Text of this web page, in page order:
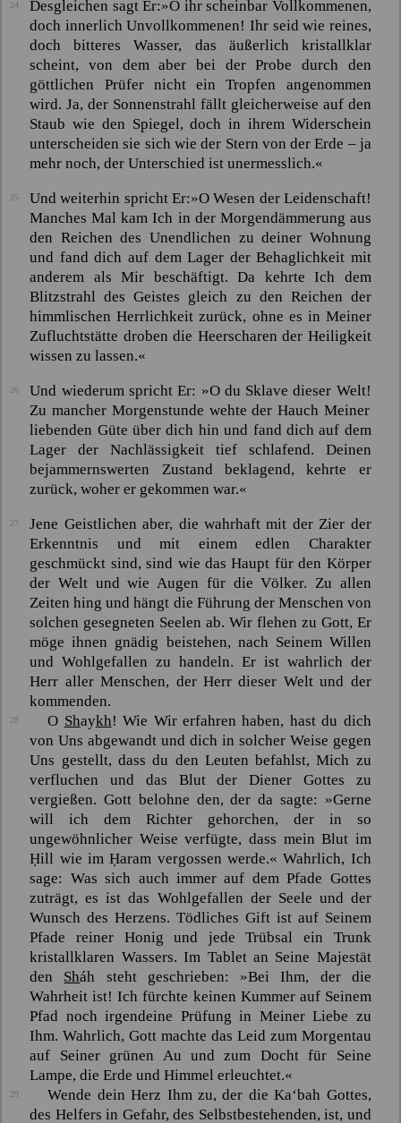
24 Desgleichen sagt Er:»O ihr scheinbar Vollkommenen,
doch innerlich Unvollkommenen! Ihr seid wie reines,
doch bitteres Wasser, das äußerlich kristallklar
scheint, von dem aber bei der Probe durch den
göttlichen Prüfer nicht ein Tropfen angenommen
wird. Ja, der Sonnenstrahl fällt gleicherweise auf den
Staub wie den Spiegel, doch in ihrem Widerschein
unterscheiden sie sich wie der Stern von der Erde – ja
mehr noch, der Unterschied ist unermesslich.«
25 Und weiterhin spricht Er:»O Wesen der Leidenschaft!
Manches Mal kam Ich in der Morgendämmerung aus
den Reichen des Unendlichen zu deiner Wohnung
und fand dich auf dem Lager der Behaglichkeit mit
anderem als Mir beschäftigt. Da kehrte Ich dem
Blitzstrahl des Geistes gleich zu den Reichen der
himmlischen Herrlichkeit zurück, ohne es in Meiner
Zufluchtstätte droben die Heerscharen der Heiligkeit
wissen zu lassen.«
26 Und wiederum spricht Er: »O du Sklave dieser Welt!
Zu mancher Morgenstunde wehte der Hauch Meiner
liebenden Güte über dich hin und fand dich auf dem
Lager der Nachlässigkeit tief schlafend. Deinen
bejammernswerten Zustand beklagend, kehrte er
zurück, woher er gekommen war.«
27
Jene Geistlichen aber, die wahrhaft mit der Zier der
Erkenntnis und mit einem edlen Charakter
geschmückt sind, sind wie das Haupt für den Körper
der Welt und wie Augen für die Völker. Zu allen
Zeiten hing und hängt die Führung der Menschen von
solchen gesegneten Seelen ab. Wir flehen zu Gott, Er
möge ihnen gnädig beistehen, nach Seinem Willen
und Wohlgefallen zu handeln. Er ist wahrlich der
Herr aller Menschen, der Herr dieser Welt und der
kommenden.
28 O Shaykh! Wie Wir erfahren haben, hast du dich
von Uns abgewandt und dich in solcher Weise gegen
Uns gestellt, dass du den Leuten befahlst, Mich zu
verfluchen und das Blut der Diener Gottes zu
vergießen. Gott belohne den, der da sagte: »Gerne
will ich dem Richter gehorchen, der in so
ungewöhnlicher Weise verfügte, dass mein Blut im
Ḥill wie imḤaram vergossen werde.« Wahrlich, Ich
sage: Was sich auch immer auf dem Pfade Gottes
zuträgt, es ist das Wohlgefallen der Seele und der
Wunsch des Herzens. Tödliches Gift ist auf Seinem
Pfade reiner Honig und jede Trübsal ein Trunk
kristallklaren Wassers. Im Tablet an Seine Majestät
den Sháh steht geschrieben: »Bei Ihm, der die
Wahrheit ist! Ich fürchte keinen Kummer auf Seinem
Pfad noch irgendeine Prüfung in Meiner Liebe zu
Ihm. Wahrlich, Gott machte das Leid zum Morgentau
auf Seiner grünen Au und zum Docht für Seine
Lampe, die Erde und Himmel erleuchtet.«
29 Wende dein Herz Ihm zu, der dieKa‘bah Gottes,
des Helfers in Gefahr, des Selbstbestehenden, ist, und